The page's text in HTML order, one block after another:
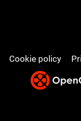
Cookie policy